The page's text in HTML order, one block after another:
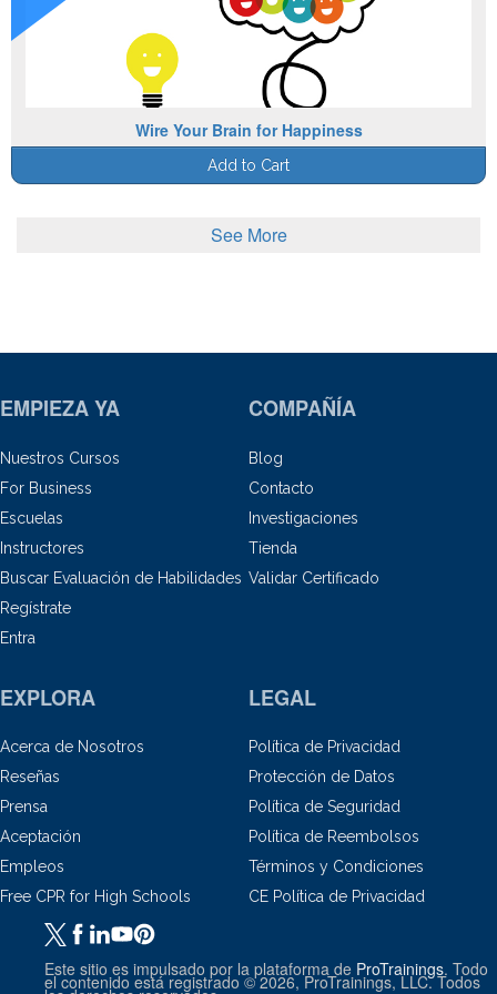
Wire Your Brain for Happiness
Add to Cart
See More
EMPIEZA YA
Nuestros Cursos
For Business
Escuelas
Instructores
Buscar Evaluación de Habilidades
Regístrate
Entra
COMPAÑÍA
Blog
Contacto
Investigaciones
Tienda
Validar Certificado
EXPLORA
Acerca de Nosotros
Reseñas
Prensa
Aceptación
Empleos
Free CPR for High Schools
LEGAL
Política de Privacidad
Protección de Datos
Política de Seguridad
Política de Reembolsos
Términos y Condiciones
CE Política de Privacidad
Este sitio es impulsado por la plataforma de ProTrainings. Todo
el contenido está registrado © 2026, ProTrainings, LLC. Todos